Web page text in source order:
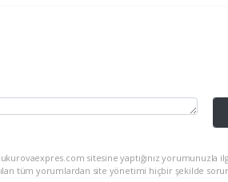
sitesine yaptığınız yorumunuzla
tüm yorumlardan site yönetimi hiçbir şekilde